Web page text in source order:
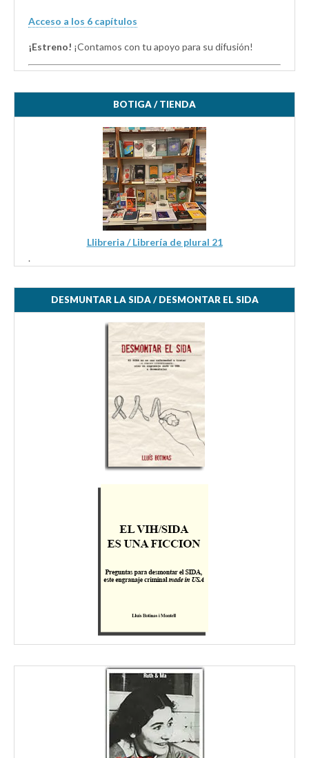
Acceso a los 6 capítulos
¡Estreno! ¡Contamos con tu apoyo para su difusión!
BOTIGA / TIENDA
Llibreria / Librería de plural 21
.
DESMUNTAR LA SIDA / DESMONTAR EL SIDA